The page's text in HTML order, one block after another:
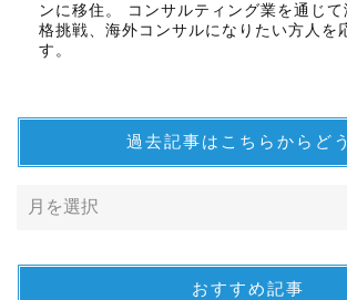
ンに移住。 コンサルティング業を通じ
格挑戦、海外コンサルになりたい方人を
す。
過去記事はこちらからど
おすすめ記事